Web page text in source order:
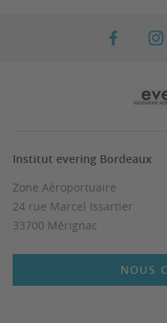
Institut evering Bordeaux
Zone Aéroportuaire
24 rue Marcel Issartier
33700 Mérignac
NOUS